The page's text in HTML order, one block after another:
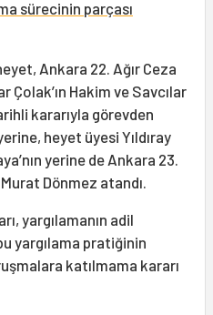
sürecinin parçası
Ankara 22. Ağır Ceza
Çolak’ın Hakim ve Savcılar
kararıyla görevden
yerine, heyet üyesi Yıldıray
yerine de Ankara 23.
Dönmez atandı.
yargılamanın adil
yargılama pratiğinin
katılmama kararı